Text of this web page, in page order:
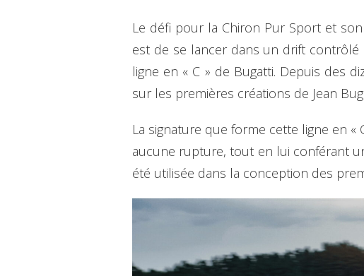
Le défi pour la Chiron Pur Sport et
est de se lancer dans un drift
ligne en « C » de Bugatti. Depuis des
sur les premières créations de Jean
La signature que forme cette ligne en
aucune rupture, tout en lui conférant
été utilisée dans la conception des